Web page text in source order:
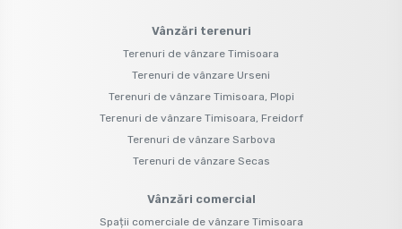
Vânzări terenuri
Terenuri de vânzare Timisoara
Terenuri de vânzare Urseni
Terenuri de vânzare Timisoara, Plopi
Terenuri de vânzare Timisoara, Freidorf
Terenuri de vânzare Sarbova
Terenuri de vânzare Secas
Vânzări comercial
Spații comerciale de vânzare Timisoara